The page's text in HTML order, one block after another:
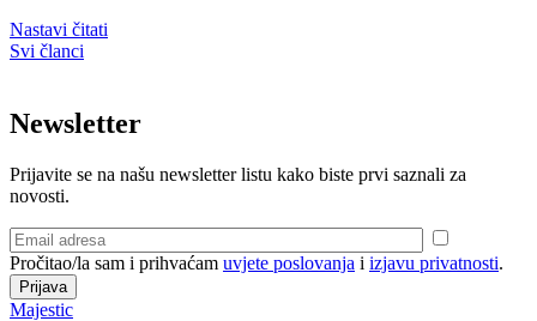
Nastavi čitati
Svi članci
Newsletter
Prijavite se na našu newsletter listu kako biste prvi saznali za
novosti.
Pročitao/la sam i prihvaćam uvjete poslovanja i izjavu privatnosti.
Majestic